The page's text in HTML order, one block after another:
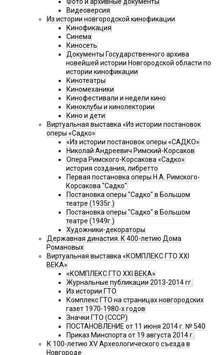
Фото и архивные документы
Видеоверсия
Из истории новгородской кинофикации
Кинофикация
Синема
Киносеть
Документы Государственного архива
новейшей истории Новгородской области по
истории кинофикации
Кинотеатры
Киномеханики
Кинофестивали и недели кино
Киноклубы и кинолектории
Кино и дети
Виртуальная выставка «Из истории постановок
оперы «Садко»
«Из истории постановок оперы «САДКО»
Николай Андреевич Римский-Корсаков
Опера Римского-Корсакова «Садко»:
история создания, либретто
Первая постановка оперы Н.А. Римского-
Корсакова "Садко"
Постановка оперы "Садко" в Большом
театре (1935г.)
Постановка оперы "Садко" в Большом
театре (1949г.)
Художники-декораторы
Державная династия. К 400-летию Дома
Романовых
Виртуальная выставка «КОМПЛЕКС ГТО XXI
ВЕКА»
«КОМПЛЕКС ГТО XXI ВЕКА»
Журнальные публикации 2013-2014 гг.
Из истории ГТО
Комплекс ГТО на страницах новгородских
газет 1970-1980-х годов
Значки ГТО (СССР)
ПОСТАНОВЛЕНИЕ от 11 июня 2014 г. № 540
Приказ Минспорта от 19 августа 2014 г.
К 100-летию XV Археологического съезда в
Новгороде